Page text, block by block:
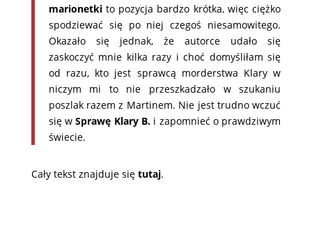
marionetkito pozycja bardzo krótka, więc ciężko
spodziewać się po niej czegoś niesamowitego.
Okazało się jednak, że autorce udało się
zaskoczyć mnie kilka razy i choć domyśliłam się
od razu, kto jest sprawcą morderstwa Klary w
niczym mi to nie przeszkadzało w szukaniu
poszlak razem z Martinem. Nie jest trudno wczuć
się wSprawę Klary B. i zapomnieć o prawdziwym
świecie.
Cały tekst znajduje się tutaj.